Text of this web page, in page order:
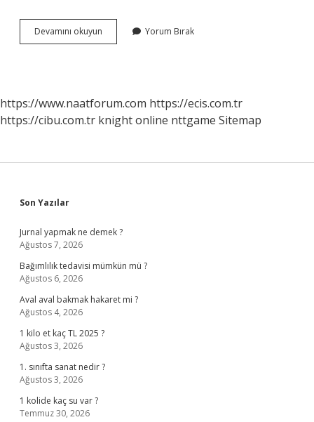
Devamını okuyun Bayramiye
Tarikatı
Yorum Bırak
https://www.naatforum.com https://ecis.com.tr
https://cibu.com.tr knight online nttgame Sitemap
Sidebar
Son Yazılar
Jurnal yapmak ne demek ?
Ağustos 7, 2026
Bağımlılık tedavisi mümkün mü ?
Ağustos 6, 2026
Aval aval bakmak hakaret mi ?
Ağustos 4, 2026
1 kilo et kaç TL 2025 ?
Ağustos 3, 2026
1. sınıfta sanat nedir ?
Ağustos 3, 2026
1 kolide kaç su var ?
Temmuz 30, 2026